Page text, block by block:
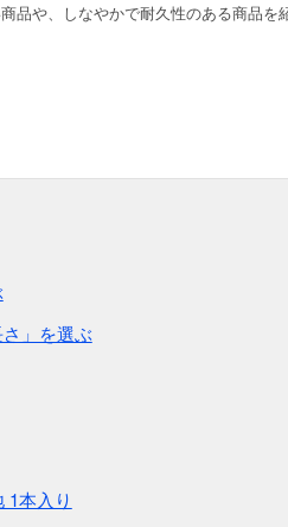
品や、しなやかで耐久性のある商品を
」を選ぶ
1本入り